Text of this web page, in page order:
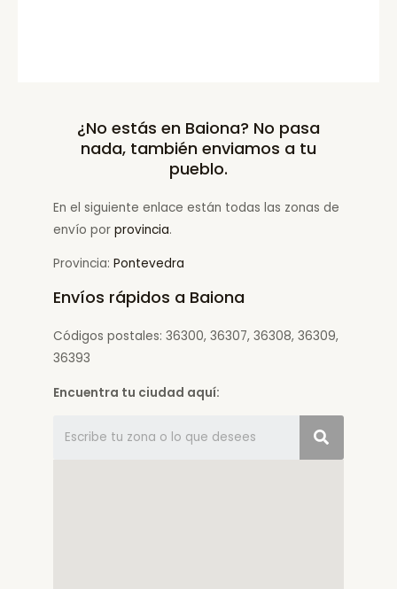
¿No estás en Baiona? No pasa
nada, también enviamos a tu
pueblo.
En el siguiente enlace están todas las zonas de
envío por provincia.
Provincia: Pontevedra
Envíos rápidos a Baiona
Códigos postales: 36300, 36307, 36308, 36309,
36393
Encuentra tu ciudad aquí: